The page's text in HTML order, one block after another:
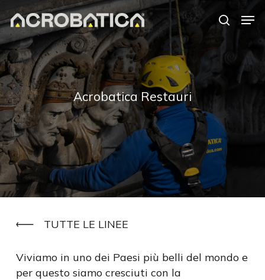
Skip
to
main
content
search
Acrobatica Restauri
TUTTE LE LINEE
Viviamo in uno dei Paesi più belli del mondo e
per questo siamo cresciuti con la
Close
Menu